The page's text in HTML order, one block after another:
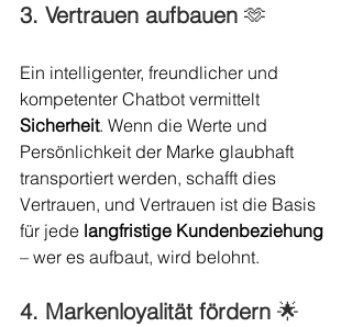
3. Vertrauen aufbauen 🫶
Ein intelligenter, freundlicher und
kompetenter Chatbot vermittelt
Sicherheit. Wenn die Werte und
Persönlichkeit der Marke glaubhaft
transportiert werden, schafft dies
Vertrauen, und Vertrauen ist die Basis
für jede langfristige Kundenbeziehung
– wer es aufbaut, wird belohnt.
4. Markenloyalität fördern 🌟